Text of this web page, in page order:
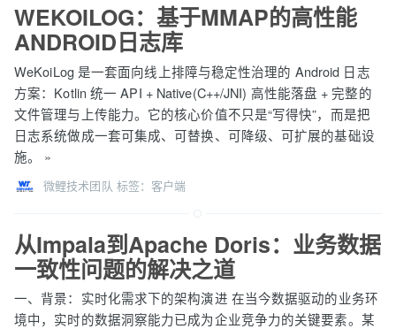
WEKOILOG：基于MMAP的高性能
ANDROID日志库
WeKoiLog 是一套面向线上排障与稳定性治理的 Android 日志
方案：Kotlin 统一 API + Native(C++/JNI) 高性能落盘 + 完整的
文件管理与上传能力。它的核心价值不只是“写得快”，而是把
日志系统做成一套可集成、可替换、可降级、可扩展的基础设
施。 »
微鲤技术团队 标签： 客户端
从Impala到Apache Doris：业务数据
一致性问题的解决之道
一、背景：实时化需求下的架构演进 在当今数据驱动的业务环
境中，实时的数据洞察能力已成为企业竞争力的关键要素。某